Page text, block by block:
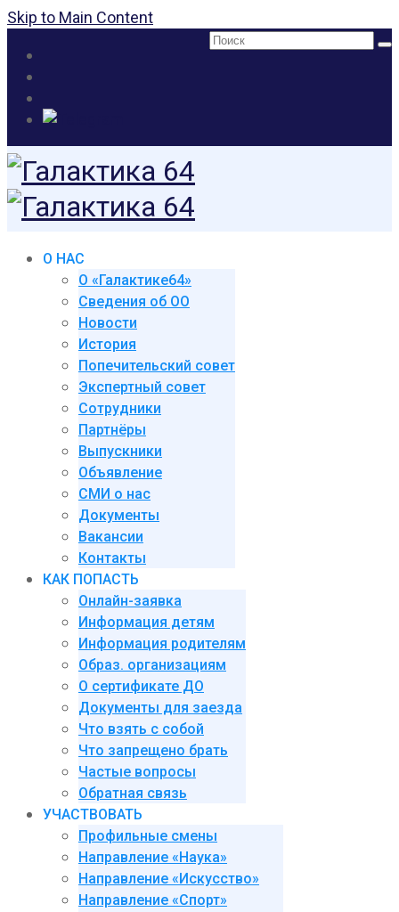
Skip to Main Content
Поиск:
О НАС
О «Галактике64»
Сведения об ОО
Новости
История
Попечительский совет
Экспертный совет
Сотрудники
Партнёры
Выпускники
Объявление
СМИ о нас
Документы
Вакансии
Контакты
КАК ПОПАСТЬ
Онлайн-заявка
Информация детям
Информация родителям
Образ. организациям
О сертификате ДО
Документы для заезда
Что взять с собой
Что запрещено брать
Частые вопросы
Обратная связь
УЧАСТВОВАТЬ
Профильные смены
Направление «Наука»
Направление «Искусство»
Направление «Спорт»